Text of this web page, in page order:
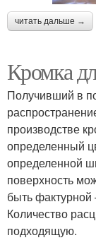
читать дальше →
Кромка
Получивший в
производстве
определенный
определенной
поверхность
быть
Количество
подходящую.